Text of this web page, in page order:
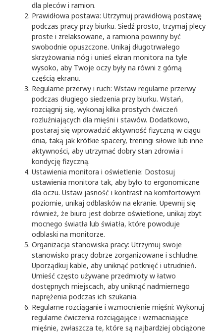
dla pleców i ramion.
Prawidłowa postawa: Utrzymuj prawidłową postawę
podczas pracy przy biurku. Siedź prosto, trzymaj plecy
proste i zrelaksowane, a ramiona powinny być
swobodnie opuszczone. Unikaj długotrwałego
skrzyżowania nóg i unieś ekran monitora na tyle
wysoko, aby Twoje oczy były na równi z górną
częścią ekranu.
Regularne przerwy i ruch: Wstaw regularne przerwy
podczas długiego siedzenia przy biurku. Wstań,
rozciągnij się, wykonaj kilka prostych ćwiczeń
rozluźniających dla mięśni i stawów. Dodatkowo,
postaraj się wprowadzić aktywność fizyczną w ciągu
dnia, taką jak krótkie spacery, treningi siłowe lub inne
aktywności, aby utrzymać dobry stan zdrowia i
kondycję fizyczną.
Ustawienia monitora i oświetlenie: Dostosuj
ustawienia monitora tak, aby było to ergonomiczne
dla oczu. Ustaw jasność i kontrast na komfortowym
poziomie, unikaj odblasków na ekranie. Upewnij się
również, że biuro jest dobrze oświetlone, unikaj zbyt
mocnego światła lub światła, które powoduje
odblaski na monitorze.
Organizacja stanowiska pracy: Utrzymuj swoje
stanowisko pracy dobrze zorganizowane i schludne.
Uporządkuj kable, aby uniknąć potknięć i utrudnień.
Umieść często używane przedmioty w łatwo
dostępnych miejscach, aby uniknąć nadmiernego
naprężenia podczas ich szukania.
Regularne rozciąganie i wzmocnienie mięśni: Wykonuj
regularne ćwiczenia rozciągające i wzmacniające
mięśnie, zwłaszcza te, które są najbardziej obciążone